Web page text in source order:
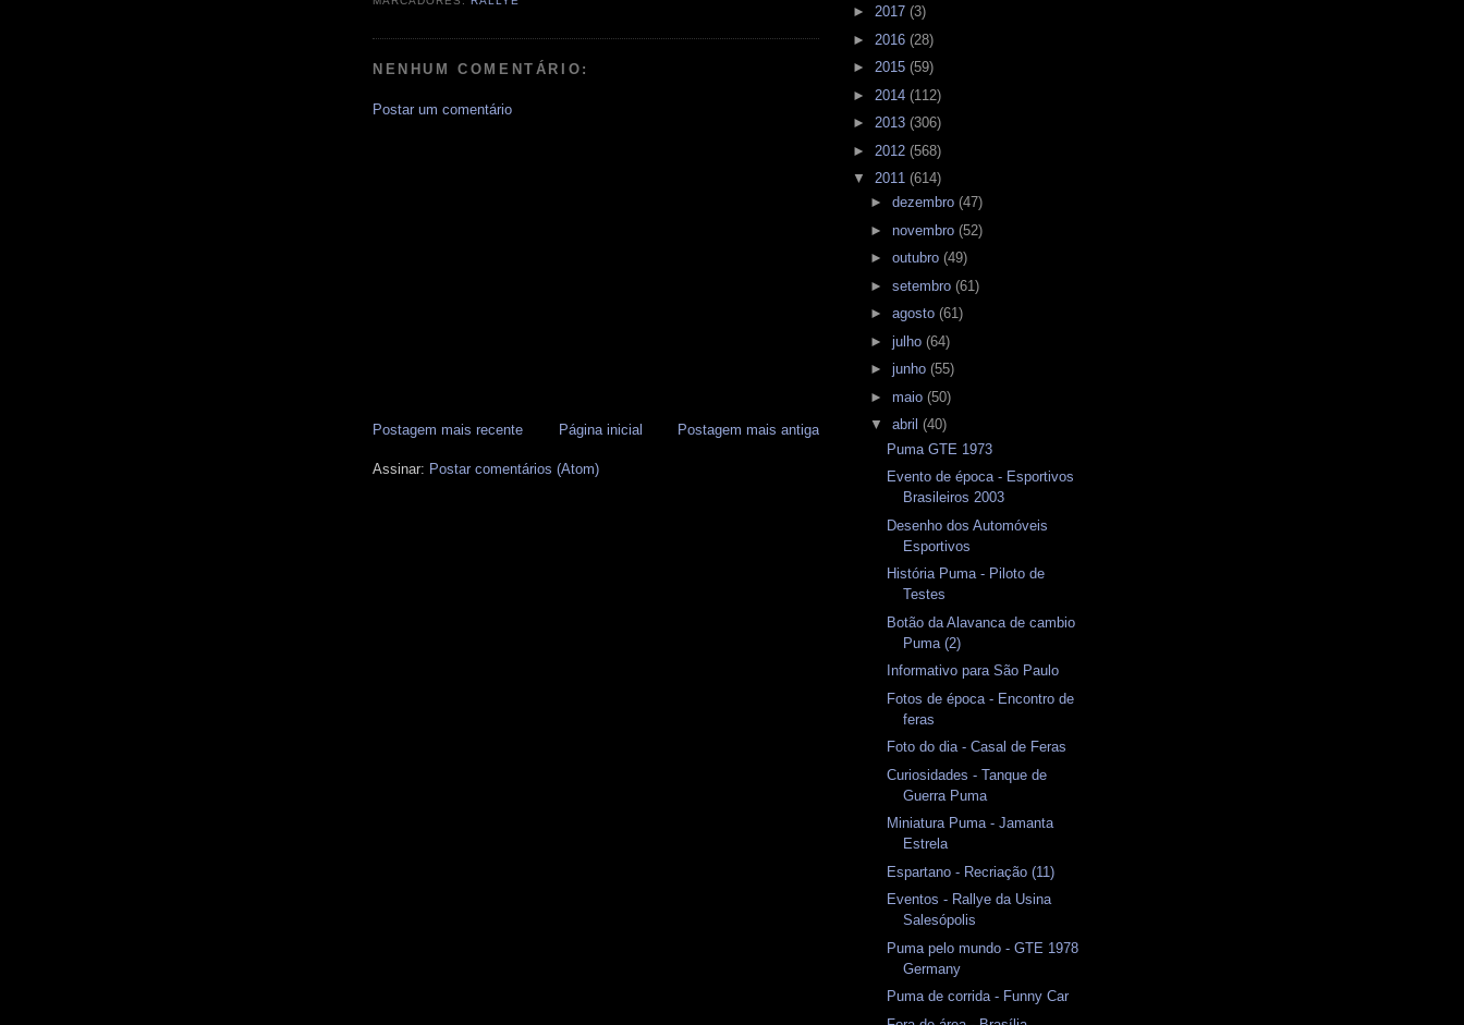
NENHUM COMENTÁRIO:
Postar um comentário
Postagem mais recente Postagem mais antiga
Página inicial
Assinar: Postar comentários (Atom)
► 2017 (3)
► 2016 (28)
► 2015 (59)
► 2014 (112)
► 2013 (306)
► 2012 (568)
▼ 2011 (614)
► dezembro (47)
► novembro (52)
► outubro (49)
► setembro (61)
► agosto (61)
► julho (64)
► junho (55)
► maio (50)
▼ abril (40)
Puma GTE 1973
Evento de época - Esportivos
Brasileiros 2003
Desenho dos Automóveis
Esportivos
História Puma - Piloto de
Testes
Botão da Alavanca de cambio
Puma (2)
Informativo para São Paulo
Fotos de época - Encontro de
feras
Foto do dia - Casal de Feras
Curiosidades - Tanque de
Guerra Puma
Miniatura Puma - Jamanta
Estrela
Espartano - Recriação (11)
Eventos - Rallye da Usina
Salesópolis
Puma pelo mundo - GTE 1978
Germany
Puma de corrida - Funny Car